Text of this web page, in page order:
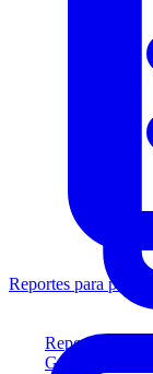
Reportes para
Genere
Reportes para